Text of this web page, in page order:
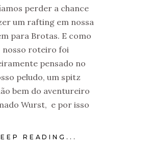
perder a chance
um rafting em nossa
para Brotas. E como
nosso roteiro foi
pensado no
peludo, um spitz
bem do aventureiro
Wurst, e por isso
READING...